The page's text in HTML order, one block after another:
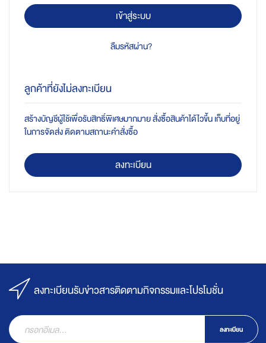
เข้าสู่ระบบ
ลืมรหัสผ่าน?
ลูกค้าที่ยังไม่ลงทะเบียน
สร้างบัญชีผู้ใช้เพื่อรับสิทธิ์พิเศษมากมาย สั่งซื้อสินค้าได้ไวขึ้น เก็บที่อยู่
ในการจัดส่ง ติดตามสถานะคำสั่งซื้อ
ลงทะเบียน
ลงทะเบียนรับข่าวสารติดตามกิจกรรมและโปรโมชั่น
ลงทะเบียน